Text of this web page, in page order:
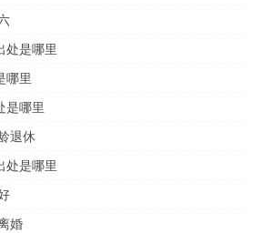
处是哪里
哪里
是哪里
退休
处是哪里
婚